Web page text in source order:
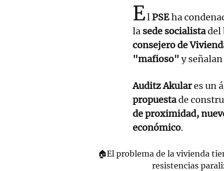
ElPSEha
la sede socialistadel
consejero de
"mafioso" y señalan
Auditz Akulares un
propuestade
de proximidad,
económico.
🏠El problema de la vivienda
resistencias